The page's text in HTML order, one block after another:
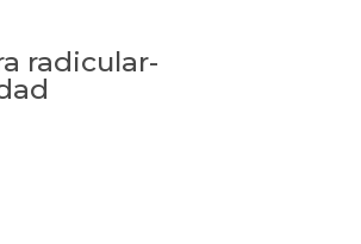
radicular-